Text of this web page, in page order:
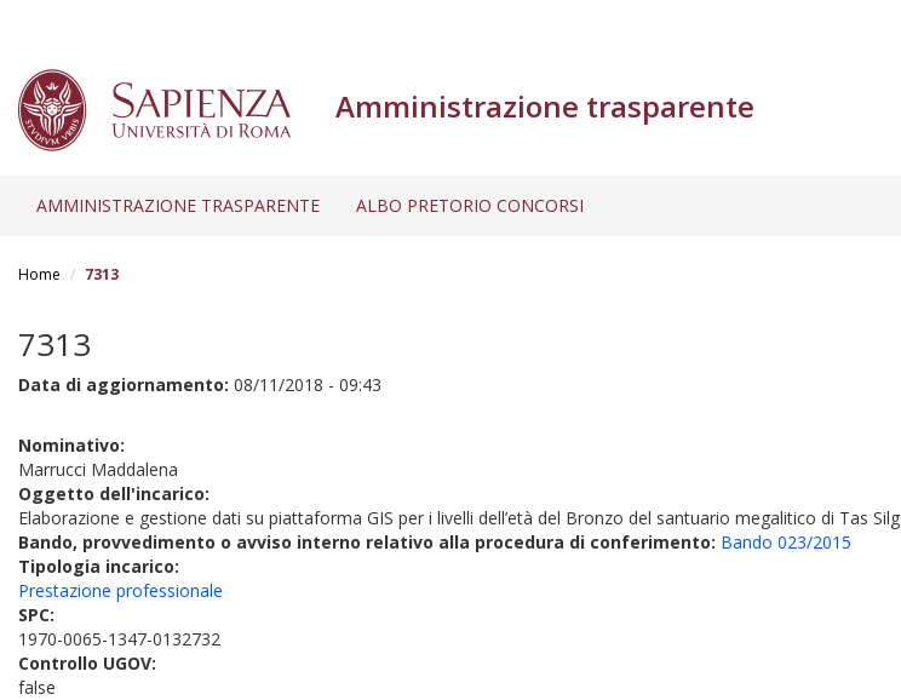
Amministrazione trasparente
AMMINISTRAZIONE TRASPARENTE ALBO PRETORIO CONCORSI
Home 7313
7313
Data di aggiornamento: 08/11/2018 - 09:43
Nominativo:
Marrucci Maddalena
Oggetto dell'incarico:
Elaborazione e gestione dati su piattaforma GIS per i livelli dell’età del Bronzo del santuario megalitico di Tas Silg
Bando, provvedimento o avviso interno relativo alla procedura di conferimento: Bando 023/2015
Tipologia incarico:
Prestazione professionale
SPC:
1970-0065-1347-0132732
Controllo UGOV:
false